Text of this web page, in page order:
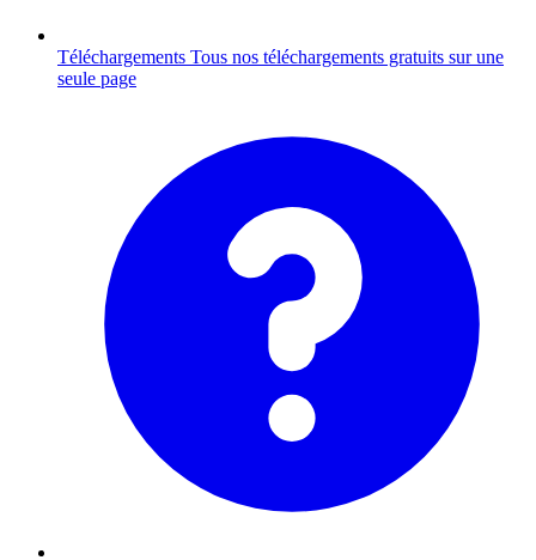
Téléchargements Tous nos téléchargements gratuits sur une
seule page